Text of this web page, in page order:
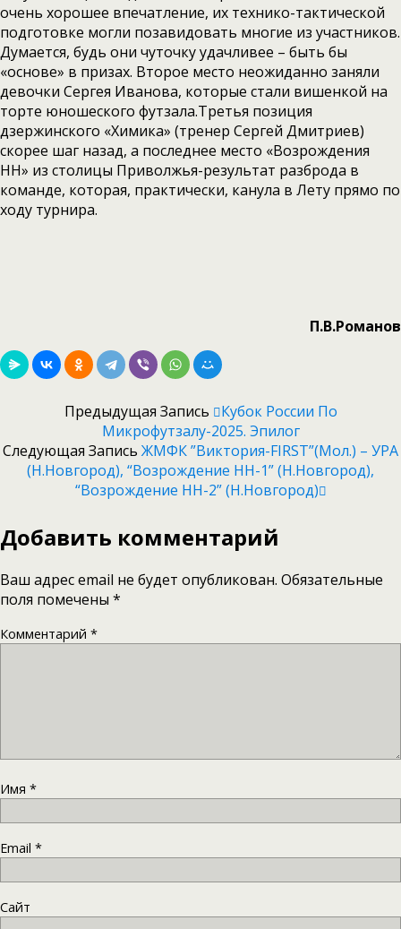
очень хорошее впечатление, их технико-тактической
подготовке могли позавидовать многие из участников.
Думается, будь они чуточку удачливее – быть бы
«основе» в призах. Второе место неожиданно заняли
девочки Сергея Иванова, которые стали вишенкой на
торте юношеского футзала.Третья позиция
дзержинского «Химика» (тренер Сергей Дмитриев)
скорее шаг назад, а последнее место «Возрождения
НН» из столицы Приволжья-результат разброда в
команде, которая, практически, канула в Лету прямо по
ходу турнира.
П.В.Романов
Предыдущая Запись
Кубок России По
Микрофутзалу-2025. Эпилог
Следующая Запись ЖМФК ”Виктория-FIRST”(мол.) – УРА
(Н.Новгород), “Возрождение НН-1” (Н.Новгород),
“Возрождение НН-2” (Н.Новгород)
Добавить комментарий
Ваш адрес email не будет опубликован. Обязательные
поля помечены *
Комментарий *
Имя *
Email *
Сайт